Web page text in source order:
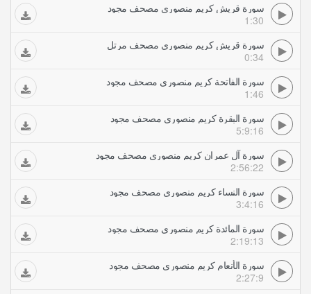
سورة قريش كريم منصوري مصحف مجود
1:30
سورة قريش كريم منصوري مصحف مرتل
0:34
سورة الفاتحة كريم منصوري مصحف مجود
1:46
سورة البقرة كريم منصوري مصحف مجود
5:9:16
سورة آل عمران كريم منصوري مصحف مجود
2:56:22
سورة النساء كريم منصوري مصحف مجود
3:4:16
سورة المائدة كريم منصوري مصحف مجود
2:19:13
سورة الأنعام كريم منصوري مصحف مجود
2:27:9